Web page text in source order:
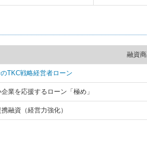
融資
TKC戦略経営者ローン
業を応援するローン「極め」
融資（経営力強化）